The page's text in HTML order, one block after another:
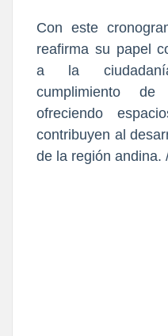
Con este
reafirma su papel
a la
cumplimiento
ofreciendo
contribuyen al
de la región andina.